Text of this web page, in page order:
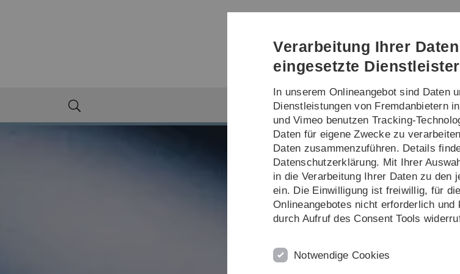
Direkt
Direkt
Direkt
Drucken,
Social
Direkt
Direkt
Verarbeitung Ihrer
eingesetzte
In unserem Onlineangebot sind Daten
Dienstleistungen von Fremdanbietern
und Vimeo benutzen Tracking-
Daten für eigene Zwecke zu
Daten zusammenzuführen. Details
Datenschutzerklärung. Mit Ihrer
in die Verarbeitung Ihrer Daten zu den
ein. Die Einwilligung ist freiwillig, für
Onlineangebotes nicht erforderlich und
durch Aufruf des Consent Tools
Notwendige Cookies